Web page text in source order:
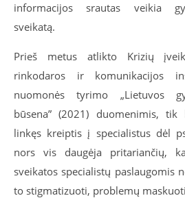
informacijos srautas veikia
sveikatą.
Prieš metus atlikto Krizių
rinkodaros ir komunikacijos
nuomonės tyrimo „Lietuvos
būsena” (2021) duomenimis, tik
linkęs kreiptis į specialistus dėl
nors vis daugėja pritariančių,
sveikatos specialistų paslaugomis
to stigmatizuoti, problemų